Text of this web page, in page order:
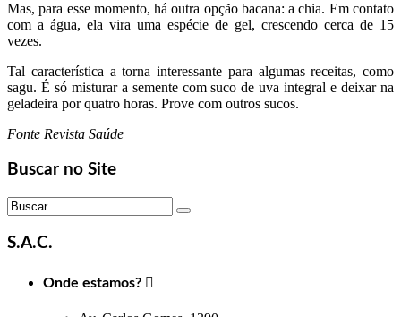
Mas, para esse momento, há outra opção bacana: a chia. Em contato
com a água, ela vira uma espécie de gel, crescendo cerca de 15
vezes.
Tal característica a torna interessante para algumas receitas, como
sagu. É só misturar a semente com suco de uva integral e deixar na
geladeira por quatro horas. Prove com outros sucos.
Fonte Revista Saúde
Buscar no Site
S.A.C.
Onde estamos?